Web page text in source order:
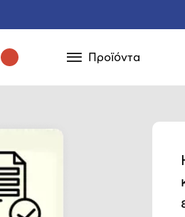
Προϊόντα